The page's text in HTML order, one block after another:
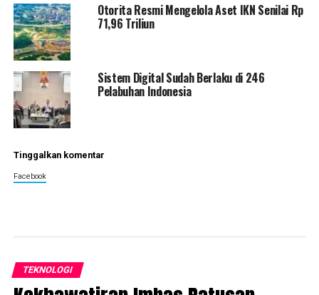
Otorita Resmi Mengelola Aset IKN Senilai Rp
71,96 Triliun
Sistem Digital Sudah Berlaku di 246
Pelabuhan Indonesia
Tinggalkan komentar
Facebook
TEKNOLOGI